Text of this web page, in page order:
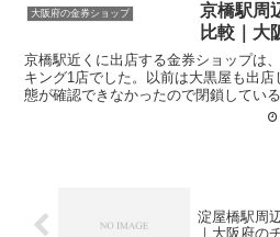
大阪府の金券ショップ
京橋駅周
比較｜大
京橋駅近くに出店する金券ショップは
キング1店でした。以前は大黒屋も出
態が確認できなかったので閉鎖してい
府内にある京橋駅周辺の金券ショップ
ル検索「京橋駅 金券ショップ」で検
淀屋橋駅周
｜大阪府の